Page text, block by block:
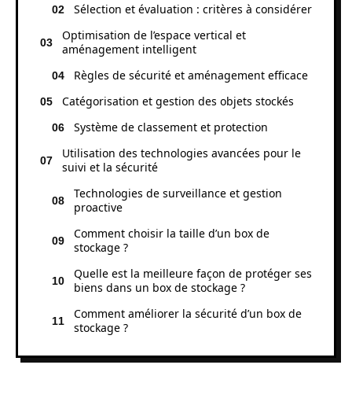
Sélection et évaluation : critères à considérer
Optimisation de l’espace vertical et
aménagement intelligent
Règles de sécurité et aménagement efficace
Catégorisation et gestion des objets stockés
Système de classement et protection
Utilisation des technologies avancées pour le
suivi et la sécurité
Technologies de surveillance et gestion
proactive
Comment choisir la taille d’un box de
stockage ?
Quelle est la meilleure façon de protéger ses
biens dans un box de stockage ?
Comment améliorer la sécurité d’un box de
stockage ?